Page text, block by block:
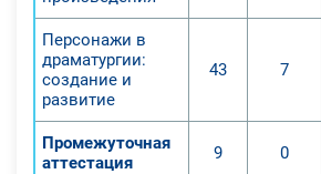
Персонажи в
драматургии:
создание и
развитие
43 7
Промежуточная
аттестация
9 0